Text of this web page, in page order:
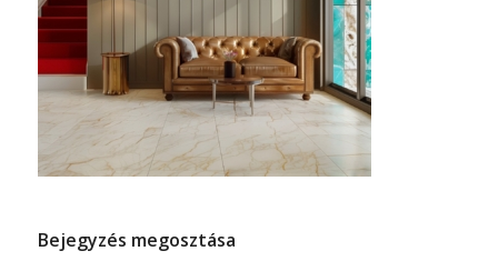
Bejegyzés megosztása